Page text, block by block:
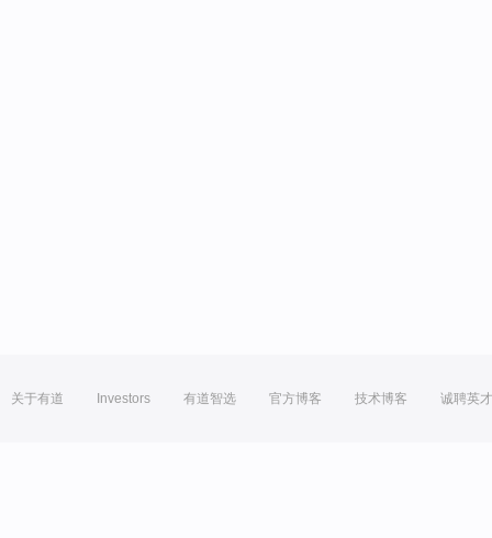
关于有道 Investors 有道智选 官方博客 技术博客 诚聘英才